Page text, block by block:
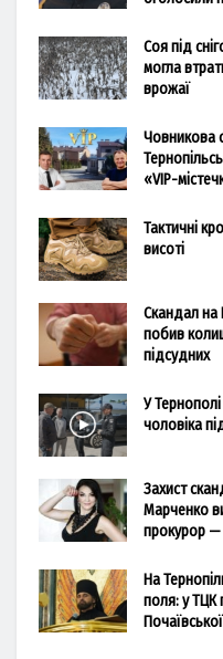
Соя під
могла
врожаї
Човникова
«VIP-
Тактичні
висоті
Скандал на
побив
підсудних
У
чоловіка
Захист
Марченко
прокурор —
На
поля: у ТЦК